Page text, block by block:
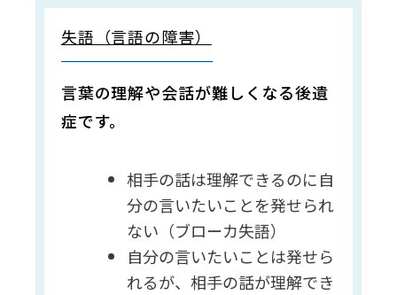
失語（言語の障害）
言葉の理解や会話が難しくなる後遺
症です。
相手の話は理解できるのに自
分の言いたいことを発せられ
ない（ブローカ失語）
自分の言いたいことは発せら
れるが、相手の話が理解でき